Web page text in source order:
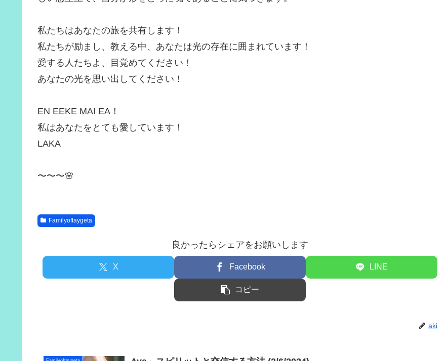
私たちはあなたの旅を共有します！
私たちが励まし、教える中、あなたは光の存在に囲まれています！
愛する人たちよ、目覚めてください！
あなたの光を思い出してください！
EN EEKE MAI EA！
私はあなたをとても愛しています！
LAKA
〜〜〜🌸
Familyoftaygeta
良かったらシェアをお願いします
X Facebook LINE
コピー
aki